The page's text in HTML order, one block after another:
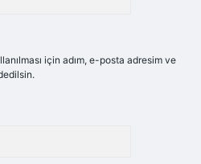
için adım, e-posta adresim ve